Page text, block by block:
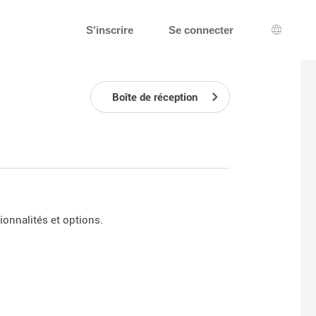
S'inscrire Se connecter
Choix
Boîte de réception
et options.